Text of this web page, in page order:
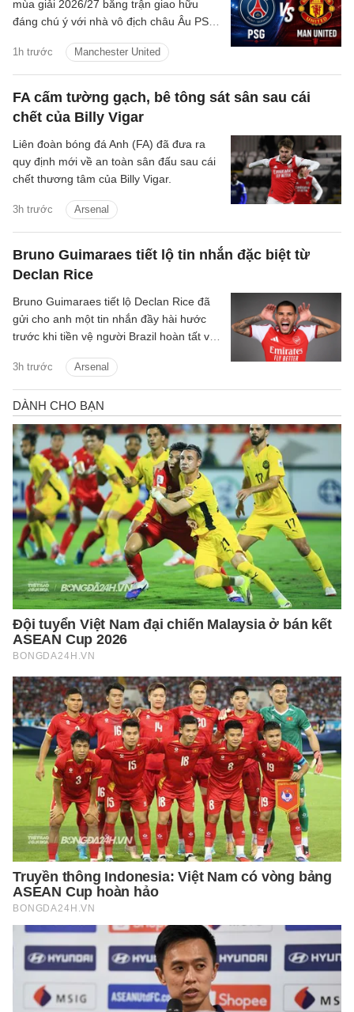
1h trước Manchester United
mùa giải 2026/27 bằng trận giao hữu
đáng chú ý với nhà vô địch châu Âu PSG
FA cấm tường gạch, bê tông sát sân sau cái
chết của Billy Vigar
3h trước Arsenal
Liên đoàn bóng đá Anh (FA) đã đưa ra
quy định mới về an toàn sân đấu sau cái
chết thương tâm của Billy Vigar.
Bruno Guimaraes tiết lộ tin nhắn đặc biệt từ
Declan Rice
3h trước Arsenal
Bruno Guimaraes tiết lộ Declan Rice đã
gửi cho anh một tin nhắn đầy hài hước
trước khi tiền vệ người Brazil hoàn tất vụ
Arsenal.